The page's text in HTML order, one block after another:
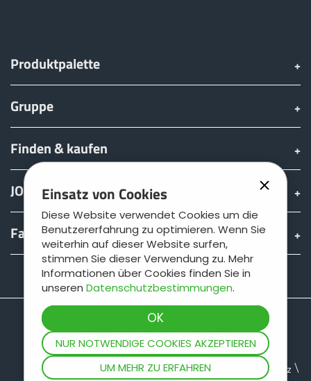
Einsatz von Cookies
Diese Website verwendet Cookies um die
Benutzererfahrung zu optimieren. Wenn Sie
weiterhin auf dieser Website surfen,
stimmen Sie dieser Verwendung zu. Mehr
Informationen über Cookies finden Sie in
unseren Datenschutzbestimmungen.
NUR NOTWENDIGE COOKIES AKZEPTIEREN
UM MEHR ZU ERFAHREN
Produktpalette
Gruppe
Finden & kaufen
JOSKIN Welt
Fan shop
Teamviewer
Seitenplan Rechtliche Informationen
Datenschutz